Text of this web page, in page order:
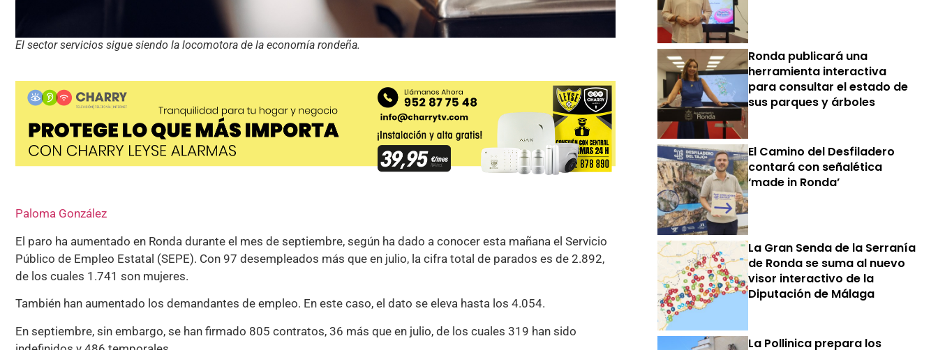
El sector servicios sigue siendo la locomotora de la economía rondeña.
Paloma González
El paro ha aumentado en Ronda durante el mes de septiembre, según ha dado a conocer esta mañana el Servicio
Público de Empleo Estatal (SEPE). Con 97 desempleados más que en julio, la cifra total de parados es de 2.892,
de los cuales 1.741 son mujeres.
También han aumentado los demandantes de empleo. En este caso, el dato se eleva hasta los 4.054.
En septiembre, sin embargo, se han firmado 805 contratos, 36 más que en julio, de los cuales 319 han sido
Ronda publicará una
herramienta interactiva
para consultar el estado de
sus parques y árboles
El Camino del Desfiladero
contará con señalética
‘made in Ronda’
La Gran Senda de la Serranía
de Ronda se suma al nuevo
visor interactivo de la
Diputación de Málaga
La Pollinica prepara los